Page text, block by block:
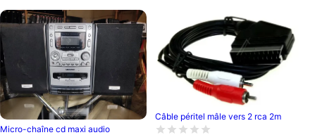
Micro-chaîne cd maxi audio
Câble péritel mâle vers 2 rca 2m